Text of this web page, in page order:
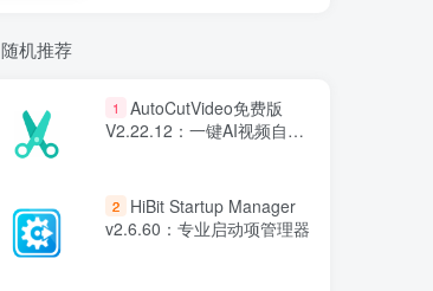
随机推荐
1
AutoCutVideo免费版
V2.22.12：一键AI视频自动
2
HiBit Startup Manager
v2.6.60：专业启动项管理器